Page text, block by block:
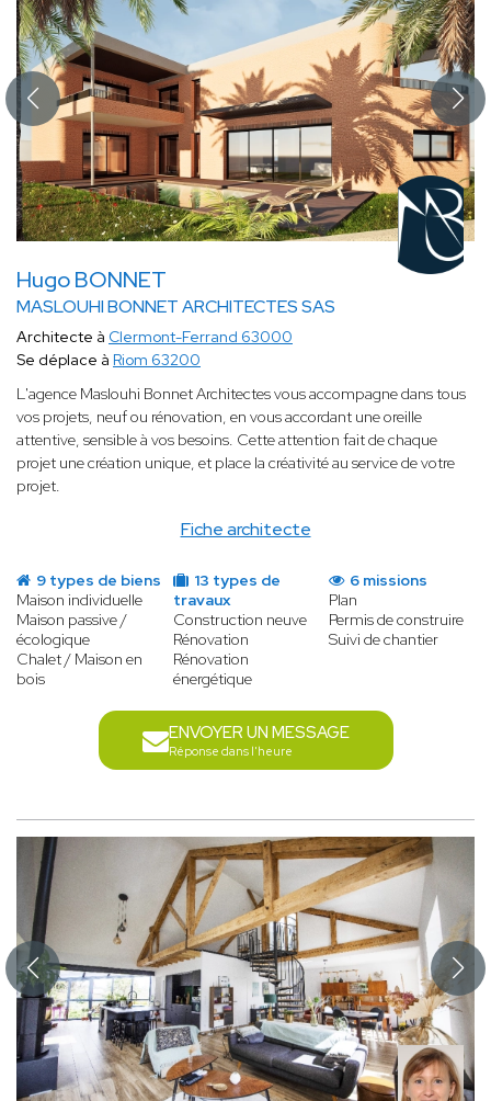
Hugo BONNET
MASLOUHI BONNET ARCHITECTES SAS
Fiche architecte
Architecte à Clermont-Ferrand 63000
Se déplace à Riom 63200
L'agence Maslouhi Bonnet Architectes vous accompagne dans tous
vos projets, neuf ou rénovation, en vous accordant une oreille
attentive, sensible à vos besoins. Cette attention fait de chaque
projet une création unique, et place la créativité au service de votre
projet.
9 types de biens
Maison individuelle
Maison passive /
écologique
Chalet / Maison en
bois
13 types de
travaux
Construction neuve
Rénovation
Rénovation
énergétique
6 missions
Plan
Permis de construire
Suivi de chantier
ENVOYER UN MESSAGE
Réponse dans l'heure